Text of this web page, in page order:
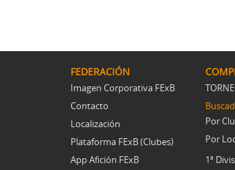
FEDERACIÓN
Imagen Corporativa FExB
Contacto
Localización
Plataforma FExB (Clubes)
App Afición FExB
Por
Por
1ª